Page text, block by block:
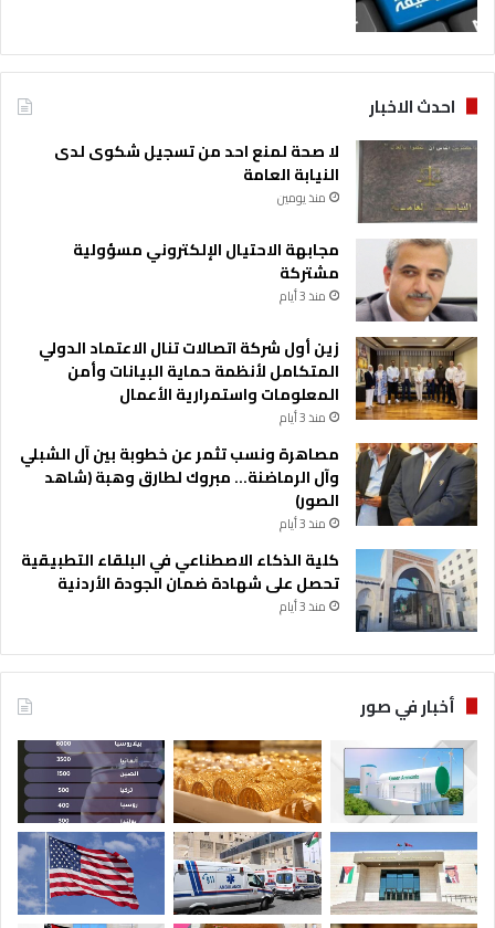
احدث الاخبار
لا صحة لمنع احد من تسجيل شكوى لدى
النيابة العامة
منذ يومين
مجابهة الاحتيال الإلكتروني مسؤولية
مشتركة
منذ 3 أيام
زين أول شركة اتصالات تنال الاعتماد الدولي
المتكامل لأنظمة حماية البيانات وأمن
المعلومات واستمرارية الأعمال
منذ 3 أيام
مصاهرة ونسب تثمر عن خطوبة بين آل الشبلي
وآل الرماضنة… مبروك لطارق وهبة (شاهد
الصور)
منذ 3 أيام
كلية الذكاء الاصطناعي في البلقاء التطبيقية
تحصل على شهادة ضمان الجودة الأردنية
منذ 3 أيام
أخبار في صور